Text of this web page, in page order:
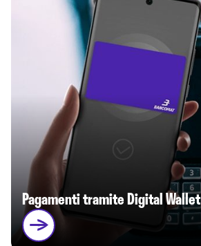
Pagamenti tramite Digital Wallet